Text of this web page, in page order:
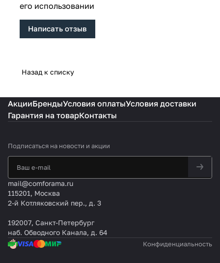
его использовании
Написать отзыв
Назад к списку
АкцииБрендыУсловия оплатыУсловия доставки
Гарантия на товарКонтакты
Подписаться на новости и акции
mail@comforama.ru
115201, Москва
2-й Котляковский пер., д. 3
192007, Санкт-Петербург
наб. Обводного Канала, д. 64
Конфиденциальность